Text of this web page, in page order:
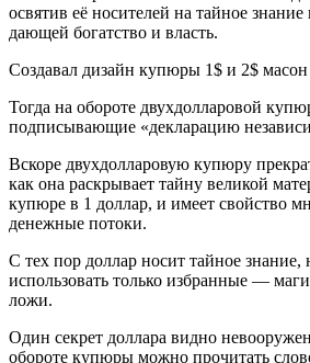
освятив её носителей на тайное
дающей богатство и власть.
Создавал дизайн купюры 1$ и 2$
Тогда на обороте двухдолларовой
подписывающие «декларацию
Вскоре двухдолларовую купюру
как она раскрывает тайну великой
купюре в 1 доллар, и имеет свойство
денежные потоки.
С тех пор доллар носит тайное знание,
использовать только избранные —
ложи.
Один секрет доллара видно
обороте купюры можно прочитать